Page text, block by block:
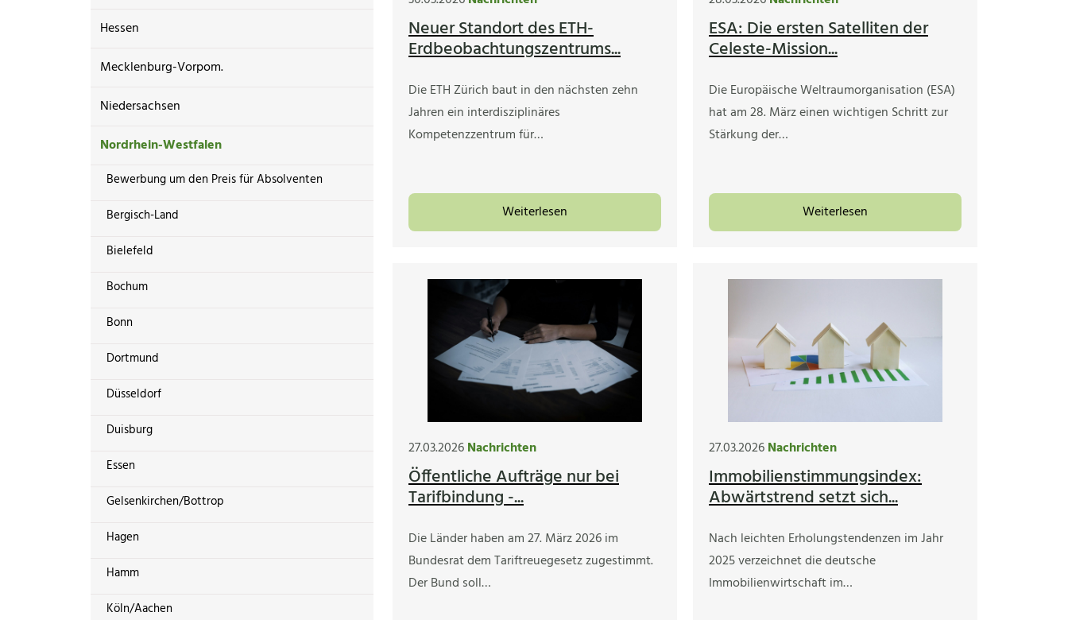
Hessen
Mecklenburg-Vorpom.
Niedersachsen
Nordrhein-Westfalen
Bewerbung um den Preis für Absolventen
Bergisch-Land
Bielefeld
Bochum
Bonn
Dortmund
Düsseldorf
Duisburg
Essen
Gelsenkirchen/Bottrop
Hagen
Hamm
Köln/Aachen
Neuer Standort des ETH-
Erdbeobachtungszentrums...
Die ETH Zürich baut in den nächsten zehn
Jahren ein interdisziplinäres
Kompetenzzentrum für…
Weiterlesen
ESA: Die ersten Satelliten der
Celeste-Mission...
Die Europäische Weltraumorganisation (ESA)
hat am 28. März einen wichtigen Schritt zur
Stärkung der…
Weiterlesen
27.03.2026Nachrichten
Öffentliche Aufträge nur bei
Tarifbindung -...
Die Länder haben am 27. März 2026 im
Bundesrat dem Tariftreuegesetz zugestimmt.
Der Bund soll…
27.03.2026Nachrichten
Immobilienstimmungsindex:
Abwärtstrend setzt sich...
Nach leichten Erholungstendenzen im Jahr
2025 verzeichnet die deutsche
Immobilienwirtschaft im…